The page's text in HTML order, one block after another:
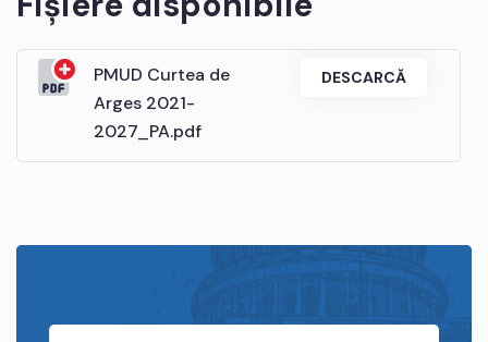
PMUD Curtea de
Arges 2021-
2027_PA.pdf
DESCARCĂ